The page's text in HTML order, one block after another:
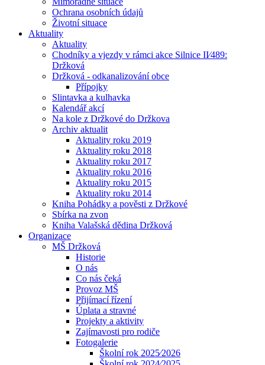
Ochrana osobních údajů
Životní situace
Aktuality
Aktuality
Chodníky a vjezdy v rámci akce Silnice II⁄489:
Držková
Držková - odkanalizování obce
Přípojky
Slintavka a kulhavka
Kalendář akcí
Na kole z Držkové do Držkova
Archiv aktualit
Aktuality roku 2019
Aktuality roku 2018
Aktuality roku 2017
Aktuality roku 2016
Aktuality roku 2015
Aktuality roku 2014
Kniha Pohádky a pověsti z Držkové
Sbírka na zvon
Kniha Valašská dědina Držková
Organizace
MŠ Držková
Historie
O nás
Co nás čeká
Provoz MŠ
Přijímací řízení
Úplata a stravné
Projekty a aktivity
Zajímavosti pro rodiče
Fotogalerie
Školní rok 2025⁄2026